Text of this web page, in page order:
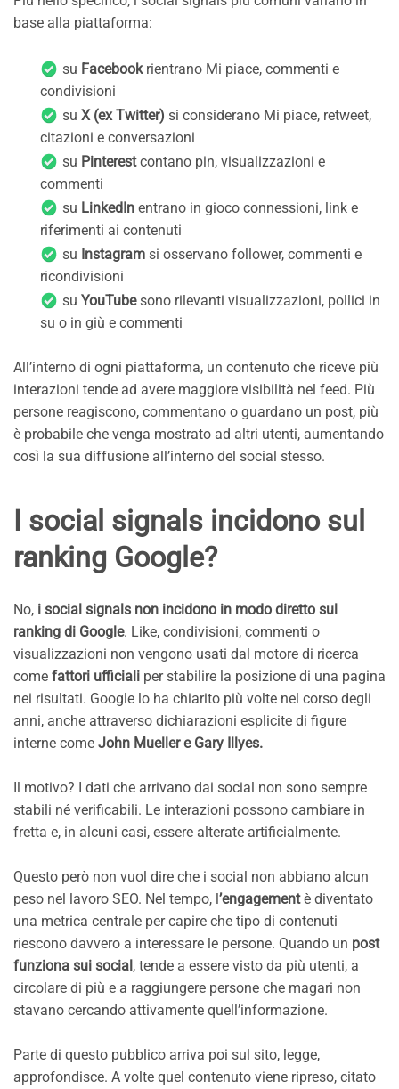
base alla piattaforma:
su Facebookrientrano Mi piace, commenti e
condivisioni
su X (ex Twitter) si considerano Mi piace, retweet,
citazioni e conversazioni
su Pinterestcontano pin, visualizzazioni e
commenti
su LinkedIn entrano in gioco connessioni, link e
riferimenti ai contenuti
su Instagram si osservano follower, commenti e
ricondivisioni
su YouTubesono rilevanti visualizzazioni, pollici in
su o in giù e commenti
All’interno di ogni piattaforma, un contenuto che riceve più
interazioni tende ad avere maggiore visibilità nel feed. Più
persone reagiscono, commentano o guardano un post, più
è probabile che venga mostrato ad altri utenti, aumentando
così la sua diffusione all’interno del social stesso.
I social signals incidono sul
ranking Google?
No, i social signals non incidono in modo diretto sul
ranking di Google. Like, condivisioni, commenti o
visualizzazioni non vengono usati dal motore di ricerca
come fattori ufficiali per stabilire la posizione di una pagina
nei risultati. Google lo ha chiarito più volte nel corso degli
anni, anche attraverso dichiarazioni esplicite di figure
interne come John Mueller e Gary Illyes.
Il motivo? I dati che arrivano dai social non sono sempre
stabili né verificabili. Le interazioni possono cambiare in
fretta e, in alcuni casi, essere alterate artificialmente.
Questo però non vuol dire che i social non abbiano alcun
peso nel lavoro SEO. Nel tempo, l’engagementè diventato
una metrica centrale per capire che tipo di contenuti
riescono davvero a interessare le persone. Quando un post
funziona sui social, tende a essere visto da più utenti, a
circolare di più e a raggiungere persone che magari non
stavano cercando attivamente quell’informazione.
Parte di questo pubblico arriva poi sul sito, legge,
approfondisce. A volte quel contenuto viene ripreso, citato